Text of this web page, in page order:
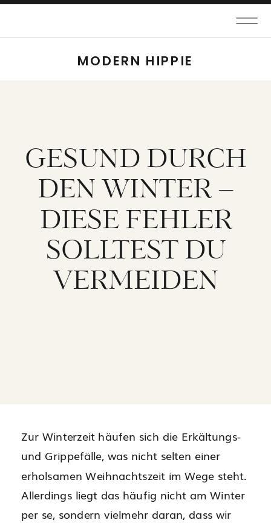
MODERN HIPPIE
GESUND DURCH
DEN WINTER –
DIESE FEHLER
SOLLTEST DU
VERMEIDEN
Zur Winterzeit häufen sich die Erkältungs-
und Grippefälle, was nicht selten einer
erholsamen Weihnachtszeit im Wege steht.
Allerdings liegt das häufig nicht am Winter
per se, sondern vielmehr daran, dass wir